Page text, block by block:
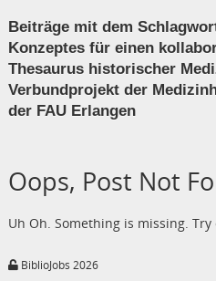
Beiträge mit dem
Konzeptes für einen
Thesaurus historischer
Verbundprojekt der
der FAU Erlangen
Oops, Post Not
Uh Oh. Something is missing.
BiblioJobs 2026